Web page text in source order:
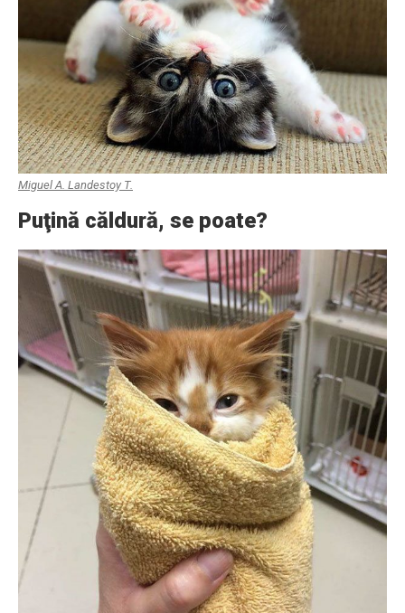
Miguel A. Landestoy T.
Puţină căldură, se poate?